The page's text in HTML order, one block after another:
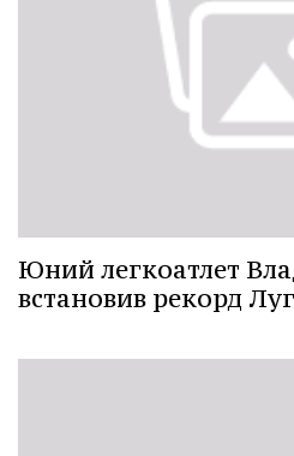
Юний легкоатлет
встановив рекорд